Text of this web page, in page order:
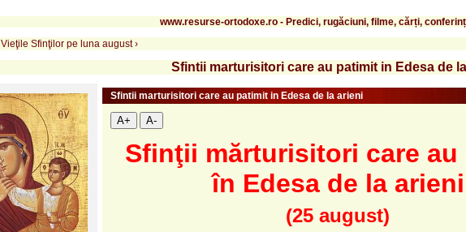
www.resurse-ortodoxe.ro - Predici, rugăciuni, filme, cărți,
Vieţile Sfinţilor pe luna august›
Sfintii marturisitori care au patimit in Edesa de
Sfintii marturisitori care au patimit in Edesa de la arieni
A+ A-
Sfinţii mărturisitori care au
în Edesa de la arieni
(25 august)